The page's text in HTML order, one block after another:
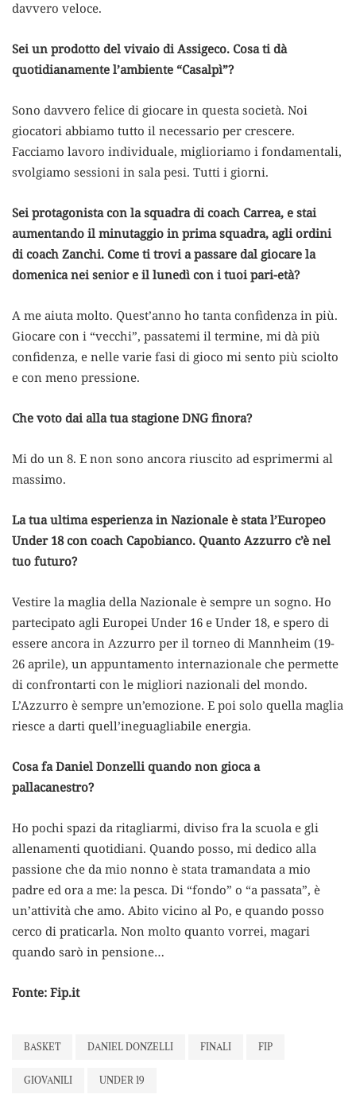
davvero veloce.
Sei un prodotto del vivaio di Assigeco. Cosa ti dà
quotidianamente l’ambiente “Casalpì”?
Sono davvero felice di giocare in questa società. Noi
giocatori abbiamo tutto il necessario per crescere.
Facciamo lavoro individuale, miglioriamo i fondamentali,
svolgiamo sessioni in sala pesi. Tutti i giorni.
Sei protagonista con la squadra di coach Carrea, e stai
aumentando il minutaggio in prima squadra, agli ordini
di coach Zanchi. Come ti trovi a passare dal giocare la
domenica nei senior e il lunedì con i tuoi pari-età?
A me aiuta molto. Quest’anno ho tanta confidenza in più.
Giocare con i “vecchi”, passatemi il termine, mi dà più
confidenza, e nelle varie fasi di gioco mi sento più sciolto
e con meno pressione.
Che voto dai alla tua stagione DNG finora?
Mi do un 8. E non sono ancora riuscito ad esprimermi al
massimo.
La tua ultima esperienza in Nazionale è stata l’Europeo
Under 18 con coach Capobianco. Quanto Azzurro c’è nel
tuo futuro?
Vestire la maglia della Nazionale è sempre un sogno. Ho
partecipato agli Europei Under 16 e Under 18, e spero di
essere ancora in Azzurro per il torneo di Mannheim (19-
26 aprile), un appuntamento internazionale che permette
di confrontarti con le migliori nazionali del mondo.
L’Azzurro è sempre un’emozione. E poi solo quella maglia
riesce a darti quell’ineguagliabile energia.
Cosa fa Daniel Donzelli quando non gioca a
pallacanestro?
Ho pochi spazi da ritagliarmi, diviso fra la scuola e gli
allenamenti quotidiani. Quando posso, mi dedico alla
passione che da mio nonno è stata tramandata a mio
padre ed ora a me: la pesca. Di “fondo” o “a passata”, è
un’attività che amo. Abito vicino al Po, e quando posso
cerco di praticarla. Non molto quanto vorrei, magari
quando sarò in pensione…
Fonte: Fip.it
BASKET DANIEL DONZELLI FINALI FIP
GIOVANILI UNDER 19